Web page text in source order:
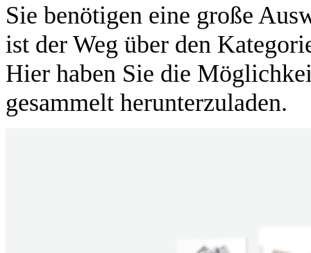
Sie benötigen eine große
ist der Weg über den
Hier haben Sie die
gesammelt herunterzuladen.